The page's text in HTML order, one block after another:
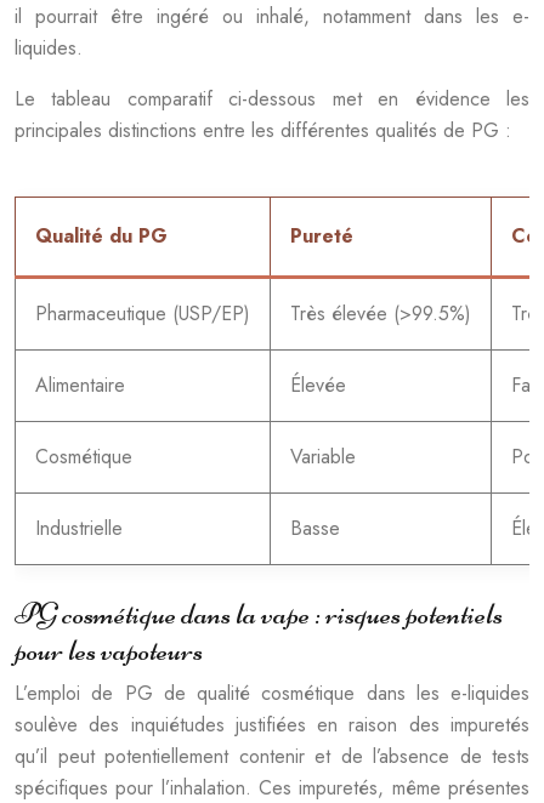
il pourrait être ingéré ou inhalé, notamment dans les e-
liquides.
Le tableau comparatif ci-dessous met en évidence les
principales distinctions entre les différentes qualités de PG :
Qualité du PG Pureté
Pharmaceutique (USP/EP) Très élevée (>99.5%)
Alimentaire Élevée
Cosmétique Variable
Industrielle Basse
PG cosmétique dans la vape : risques potentiels
pour les vapoteurs
L’emploi de PG de qualité cosmétique dans les e-liquides
soulève des inquiétudes justifiées en raison des impuretés
qu’il peut potentiellement contenir et de l’absence de tests
spécifiques pour l’inhalation. Ces impuretés, même présentes